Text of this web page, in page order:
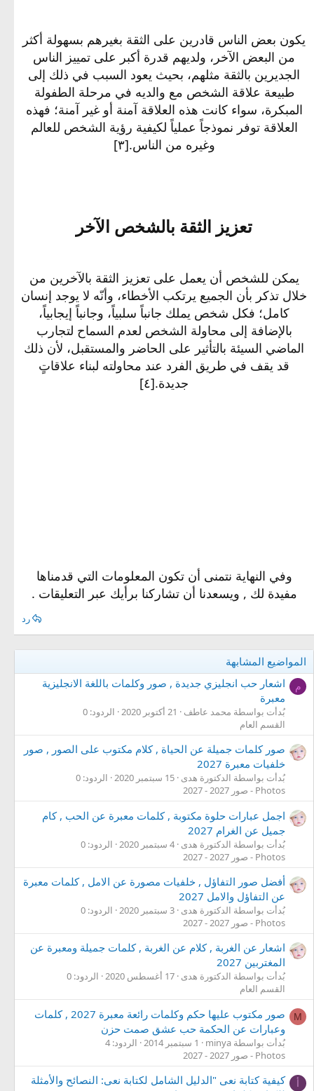
يكون بعض الناس قادرين على الثقة بغيرهم بسهولة أكثر
من البعض الآخر، ولديهم قدرة أكبر على تمييز الناس
الجديرين بالثقة مثلهم، بحيث يعود السبب في ذلك إلى
طبيعة علاقة الشخص مع والديه في مرحلة الطفولة
المبكرة، سواء كانت هذه العلاقة آمنة أو غير آمنة؛ فهذه
العلاقة توفر نموذجاً عملياً لكيفية رؤية الشخص للعالم
وغيره من الناس.[٣]
تعزيز الثقة بالشخص الآخر​
يمكن للشخص أن يعمل على تعزيز الثقة بالآخرين من
خلال تذكر بأن الجميع يرتكب الأخطاء، وأنّه لا يوجد إنسان
كامل؛ فكل شخص يملك جانباً سلبياً، وجانباً إيجابياً،
بالإضافة إلى محاولة الشخص لعدم السماح لتجارب
الماضي السيئة بالتأثير على الحاضر والمستقبل، لأن ذلك
قد يقف في طريق الفرد عند محاولته لبناء علاقاتٍ
جديدة.[٤]
وفي النهاية نتمنى أن تكون المعلومات التي قدمناها
مفيدة لك , ويسعدنا أن تشاركنا برأيك عبر التعليقات .​
رد
المواضيع المشابهة
م
اشعار حب انجليزي جديدة , صور وكلمات باللغة الانجليزية
معبرة
بُدأت بواسطة محمد عاطف 21 أكتوبر 2020
الردود: 0
القسم العام
صور كلمات جميلة عن الحياة , كلام مكتوب على الصور , صور
خلفيات معبرة 2027
بُدأت بواسطة الدكتورة هدى 15 سبتمبر 2020
الردود: 0
Photos - صور 2027 - 2027
اجمل عبارات حلوة مكتوبة , كلمات معبرة عن الحب , كام
جميل عن الغرام 2027
بُدأت بواسطة الدكتورة هدى 4 سبتمبر 2020
الردود: 0
Photos - صور 2027 - 2027
أفضل صور التفاؤل , خلفيات مصورة عن الامل , كلمات معبرة
عن التفاؤل والامل 2027
بُدأت بواسطة الدكتورة هدى 3 سبتمبر 2020
الردود: 0
Photos - صور 2027 - 2027
اشعار عن الغربة , كلام عن الغربة , كلمات جميلة ومعبرة عن
المغتربين 2027
بُدأت بواسطة الدكتورة هدى 17 أغسطس 2020
الردود: 0
القسم العام
M
صور مكتوب عليها حكم وكلمات رائعة معبرة 2027 , كلمات
وعبارات عن الحكمة حب عشق صمت حزن
بُدأت بواسطة minya 1 سبتمبر 2014
الردود: 4
Photos - صور 2027 - 2027
أ
كيفية كتابة نعى "الدليل الشامل لكتابة نعى: النصائح والأمثلة